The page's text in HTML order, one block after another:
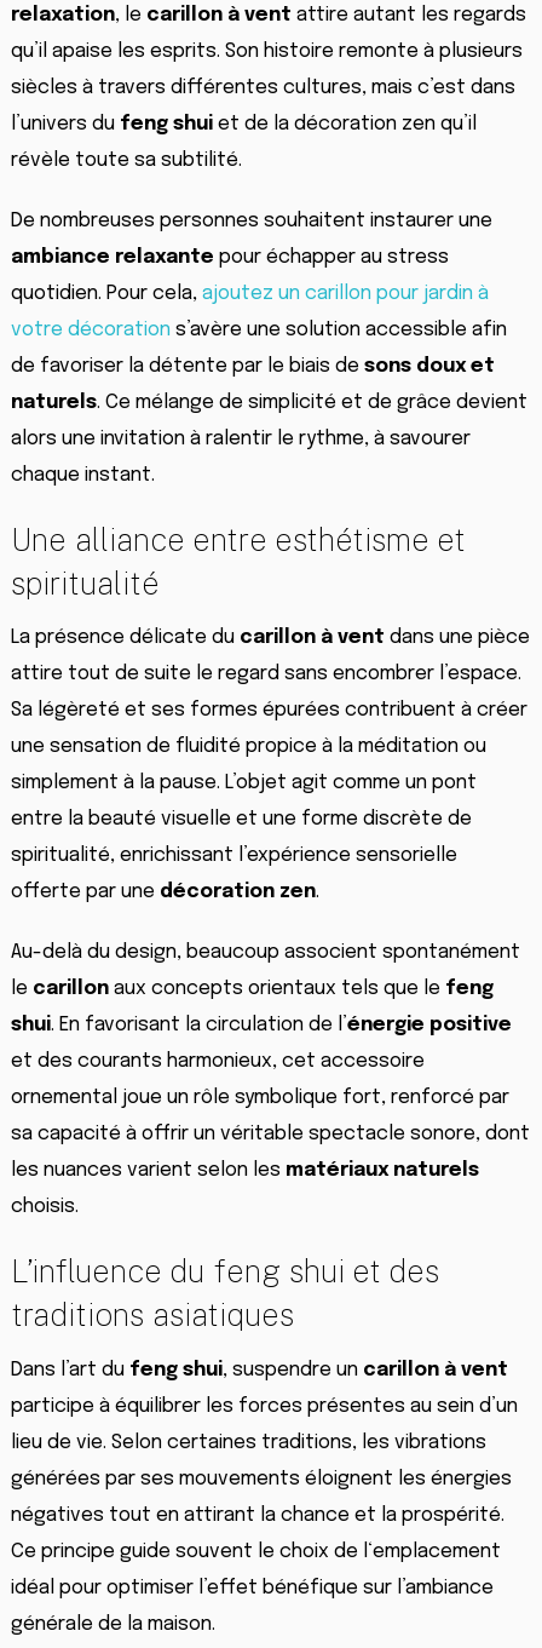
relaxation, le carillon à vent attire autant les regards
qu’il apaise les esprits. Son histoire remonte à plusieurs
siècles à travers différentes cultures, mais c’est dans
l’univers du feng shuiet de la décoration zen qu’il
révèle toute sa subtilité.
De nombreuses personnes souhaitent instaurer une
ambiance relaxante pour échapper au stress
quotidien. Pour cela, ajoutez un carillon pour jardin à
votre décoration s’avère une solution accessible afin
de favoriser la détente par le biais de sons doux et
naturels. Ce mélange de simplicité et de grâce devient
alors une invitation à ralentir le rythme, à savourer
chaque instant.
Une alliance entre esthétisme et
spiritualité
La présence délicate du carillon à vent dans une pièce
attire tout de suite le regard sans encombrer l’espace.
Sa légèreté et ses formes épurées contribuent à créer
une sensation de fluidité propice à la méditation ou
simplement à la pause. L’objet agit comme un pont
entre la beauté visuelle et une forme discrète de
spiritualité, enrichissant l’expérience sensorielle
offerte par une décoration zen.
Au-delà du design, beaucoup associent spontanément
le carillonaux concepts orientaux tels que le feng
shui. En favorisant la circulation de l’énergie positive
et des courants harmonieux, cet accessoire
ornemental joue un rôle symbolique fort, renforcé par
sa capacité à offrir un véritable spectacle sonore, dont
les nuances varient selon les matériaux naturels
choisis.
L’influence du feng shui et des
traditions asiatiques
Dans l’art du feng shui, suspendre un carillon à vent
participe à équilibrer les forces présentes au sein d’un
lieu de vie. Selon certaines traditions, les vibrations
générées par ses mouvements éloignent les énergies
négatives tout en attirant la chance et la prospérité.
Ce principe guide souvent le choix de l‘emplacement
idéal pour optimiser l’effet bénéfique sur l’ambiance
générale de la maison.